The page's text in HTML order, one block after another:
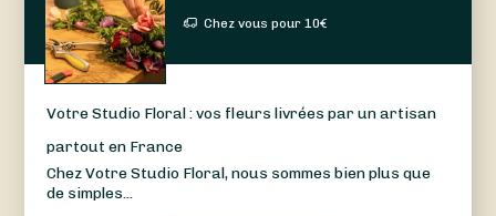
Chez vous pour10€
Votre Studio Floral : vos fleurs livrées par un artisan
partout en France
Chez Votre Studio Floral, nous sommes bien plus que
de simples...